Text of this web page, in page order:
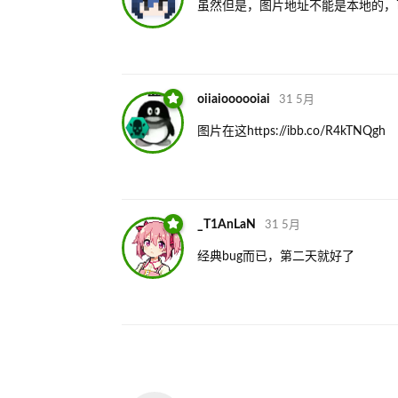
虽然但是，图片地址不能是本地的
oiiaioooooiai 31 5月
图片在这https://ibb.co/R4kTNQgh
_T1AnLaN 31 5月
经典bug而已，第二天就好了